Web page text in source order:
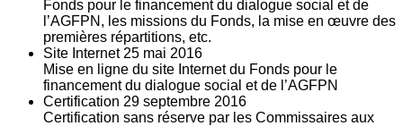
Fonds pour le financement du dialogue social et de
l’AGFPN, les missions du Fonds, la mise en œuvre des
premières répartitions, etc.
Site Internet 25 mai 2016
Mise en ligne du site Internet du Fonds pour le
financement du dialogue social et de l’AGFPN
Certification 29 septembre 2016
Certification sans réserve par les Commissaires aux